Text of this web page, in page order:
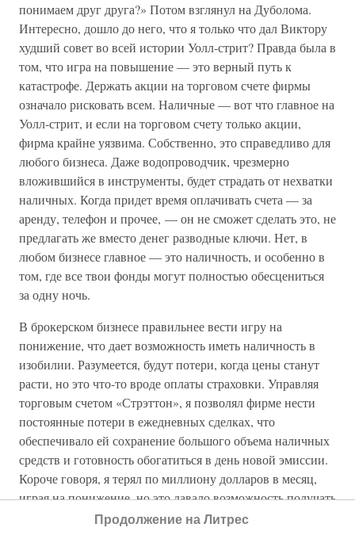
понимаем друг друга?» Потом взглянул на Дуболома.
Интересно, дошло до него, что я только что дал Виктору
худший совет во всей истории Уолл-стрит? Правда была в
том, что игра на повышение — это верный путь к
катастрофе. Держать акции на торговом счете фирмы
означало рисковать всем. Наличные — вот что главное на
Уолл-стрит, и если на торговом счету только акции,
фирма крайне уязвима. Собственно, это справедливо для
любого бизнеса. Даже водопроводчик, чрезмерно
вложившийся в инструменты, будет страдать от нехватки
наличных. Когда придет время оплачивать счета — за
аренду, телефон и прочее, — он не сможет сделать это, не
предлагать же вместо денег разводные ключи. Нет, в
любом бизнесе главное — это наличность, и особенно в
том, где все твои фонды могут полностью обесцениться
за одну ночь.
В брокерском бизнесе правильнее вести игру на
понижение, что дает возможность иметь наличность в
изобилии. Разумеется, будут потери, когда цены станут
расти, но это что-то вроде оплаты страховки. Управляя
торговым счетом «Стрэттон», я позволял фирме нести
постоянные потери в ежедневных сделках, что
обеспечивало ей сохранение большого объема наличных
средств и готовность обогатиться в день новой эмиссии.
Короче говоря, я терял по миллиону долларов в месяц,
играя на понижение, но это давало возможность получать
десять миллионов в месяц, работая в секторе первичного
Продолжение на Литрес